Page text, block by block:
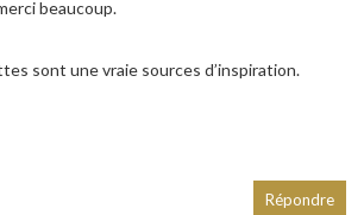
beaucoup.
sont une vraie sources d’inspiration.
Répondre